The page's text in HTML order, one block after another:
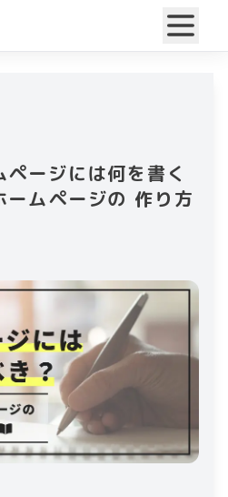
ページには何を書く
ームページの 作り方